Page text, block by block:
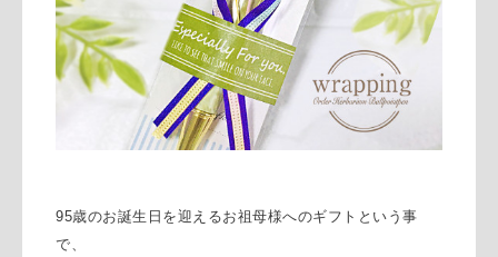
95歳のお誕生日を迎えるお祖母様へのギフトという事
で、